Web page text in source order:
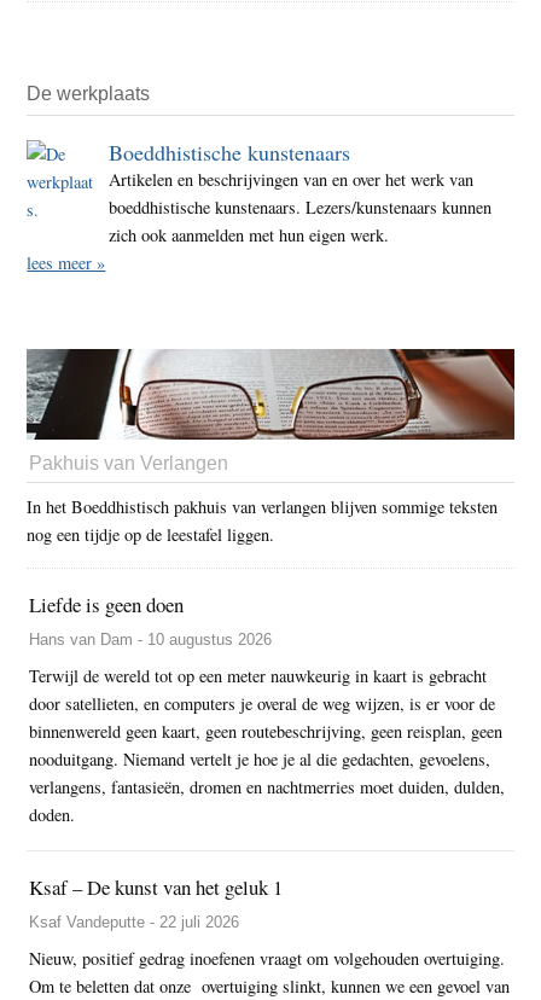
De werkplaats
Boeddhistische kunstenaars
Artikelen en beschrijvingen van en over het werk van
boeddhistische kunstenaars. Lezers/kunstenaars kunnen
zich ook aanmelden met hun eigen werk.
lees meer »
Pakhuis van Verlangen
In het Boeddhistisch pakhuis van verlangen blijven sommige teksten
nog een tijdje op de leestafel liggen.
Liefde is geen doen
Hans van Dam - 10 augustus 2026
Terwijl de wereld tot op een meter nauwkeurig in kaart is gebracht
door satellieten, en computers je overal de weg wijzen, is er voor de
binnenwereld geen kaart, geen routebeschrijving, geen reisplan, geen
nooduitgang. Niemand vertelt je hoe je al die gedachten, gevoelens,
verlangens, fantasieën, dromen en nachtmerries moet duiden, dulden,
doden.
Ksaf – De kunst van het geluk 1
Ksaf Vandeputte - 22 juli 2026
Nieuw, positief gedrag inoefenen vraagt om volgehouden overtuiging.
Om te beletten dat onze overtuiging slinkt, kunnen we een gevoel van